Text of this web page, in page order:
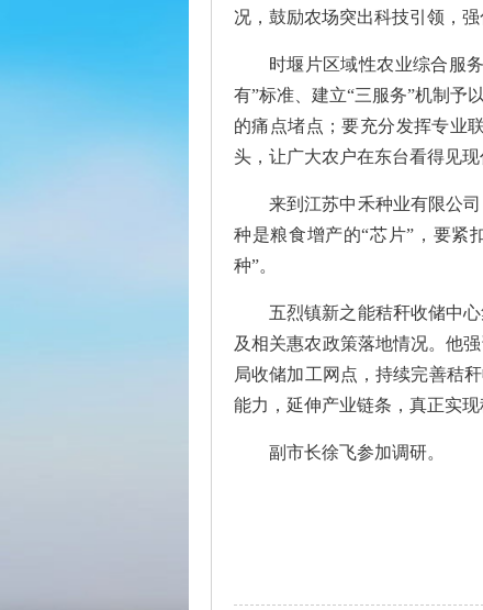
况，鼓励农场突出科技引领，
时堰片区域性农业综合服
有”标准、建立“三服务”机制予
的痛点堵点；要充分发挥专业
头，让广大农户在东台看得见现
来到江苏中禾种业有限公
种是粮食增产的“芯片”，要紧
种”。
五烈镇新之能秸秆收储中
及相关惠农政策落地情况。他
局收储加工网点，持续完善秸
能力，延伸产业链条，真正实
副市长徐飞参加调研。